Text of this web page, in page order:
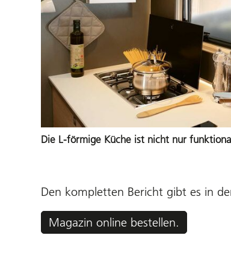
Die L-förmige Küche ist nicht nur
Den kompletten Bericht gibt es in
Magazin online bestellen.